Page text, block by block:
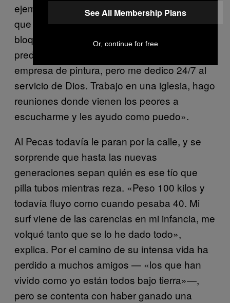
ejemplo. Yo aborrecía las drogas y cada vez
que pienso en un porro o en una raya me
bloqueo», explica con su nueva voz, la de
predicador empedernido. «Ahora tengo una
empresa de pintura, pero me dedico 24/7 al
servicio de Dios. Trabajo en una iglesia, hago
reuniones donde vienen los peores a
escucharme y les ayudo como puedo».
Al Pecas todavía le paran por la calle, y se
sorprende que hasta las nuevas
generaciones sepan quién es ese tío que
pilla tubos mientras reza. «Peso 100 kilos y
todavía fluyo como cuando pesaba 40. Mi
surf viene de las carencias en mi infancia, me
volqué tanto que se lo he dado todo»,
explica. Por el camino de su intensa vida ha
perdido a muchos amigos — «los que han
vivido como yo están todos bajo tierra»—,
pero se contenta con haber ganado una
See All Membership Plans
Or, continue for free